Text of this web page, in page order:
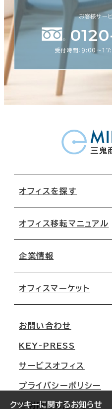
クッキーに関するお知らせ
お客様サービ
受付時間：9:00〜
オフィスを探す
地図から探す
路線・駅から探す
オフィス移転マニュアル
移転コストシミュレーション
移転スケジュール
オフィス移転Q&A
企業情報
オフィスマーケット
大阪
名古屋
札幌
お問い合わせ
KEY-PRESS
サービスオフィス
プライバシーポリシー
ご利用にあたって